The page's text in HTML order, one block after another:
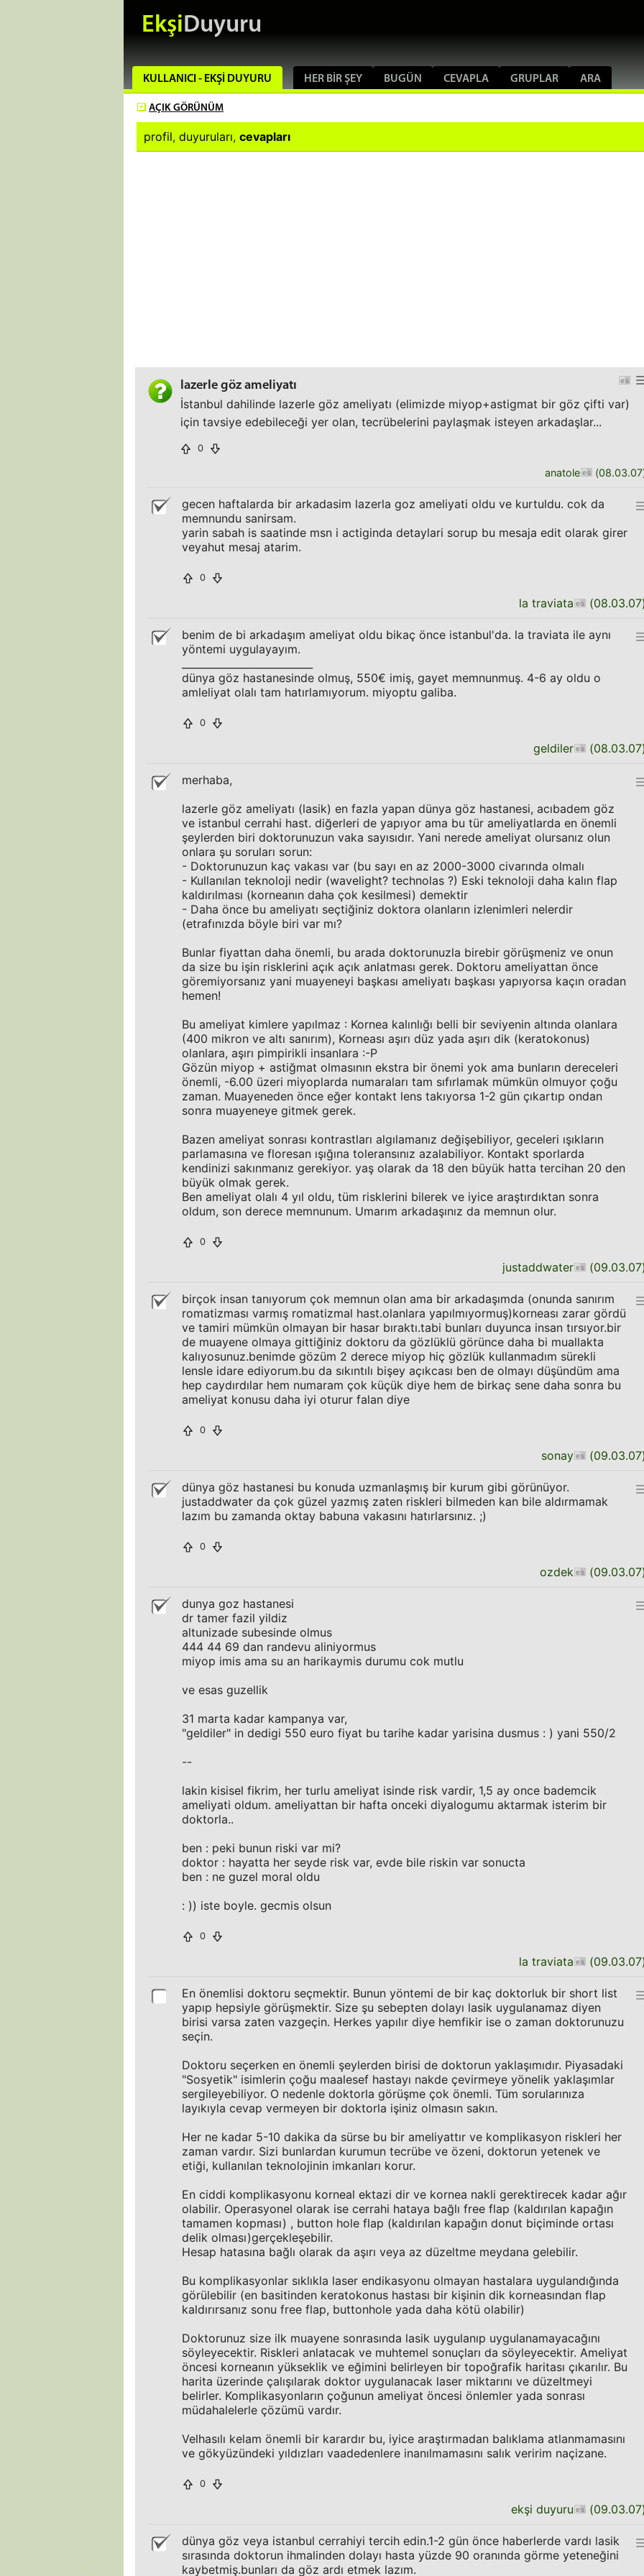
EkşiDuyuru
KULLANICI - EKŞI DUYURU HER BIR ŞEY BUGÜN CEVAPLA GRUPLAR ARA
AÇIK GÖRÜNÜM
profil, duyuruları, cevapları
lazerle göz ameliyatı
İstanbul dahilinde lazerle göz ameliyatı (elimizde miyop+astigmat bir göz çifti var)
için tavsiye edebileceği yer olan, tecrübelerini paylaşmak isteyen arkadaşlar...
0
anatole (08.03.07
gecen haftalarda bir arkadasim lazerla goz ameliyati oldu ve kurtuldu. cok da
memnundu sanirsam.
yarin sabah is saatinde msn i actiginda detaylari sorup bu mesaja edit olarak girer
veyahut mesaj atarim.
0
la traviata (08.03.07
benim de bi arkadaşım ameliyat oldu bikaç önce istanbul'da. la traviata ile aynı
yöntemi uygulayayım.
dünya göz hastanesinde olmuş, 550€ imiş, gayet memnunmuş. 4-6 ay oldu o
amleliyat olalı tam hatırlamıyorum. miyoptu galiba.
0
geldiler (08.03.07
merhaba,
lazerle göz ameliyatı (lasik) en fazla yapan dünya göz hastanesi, acıbadem göz
ve istanbul cerrahi hast. diğerleri de yapıyor ama bu tür ameliyatlarda en önemli
şeylerden biri doktorunuzun vaka sayısıdır. Yani nerede ameliyat olursanız olun
onlara şu soruları sorun:
- Doktorunuzun kaç vakası var (bu sayı en az 2000-3000 civarında olmalı
- Kullanılan teknoloji nedir (wavelight? technolas ?) Eski teknoloji daha kalın flap
kaldırılması (korneanın daha çok kesilmesi) demektir
- Daha önce bu ameliyatı seçtiğiniz doktora olanların izlenimleri nelerdir
(etrafınızda böyle biri var mı?
Bunlar fiyattan daha önemli, bu arada doktorunuzla birebir görüşmeniz ve onun
da size bu işin risklerini açık açık anlatması gerek. Doktoru ameliyattan önce
göremiyorsanız yani muayeneyi başkası ameliyatı başkası yapıyorsa kaçın oradan
hemen!
Bu ameliyat kimlere yapılmaz : Kornea kalınlığı belli bir seviyenin altında olanlara
(400 mikron ve altı sanırım), Korneası aşırı düz yada aşırı dik (keratokonus)
olanlara, aşırı pimpirikli insanlara :-P
Gözün miyop + astiğmat olmasının ekstra bir önemi yok ama bunların dereceleri
önemli, -6.00 üzeri miyoplarda numaraları tam sıfırlamak mümkün olmuyor çoğu
zaman. Muayeneden önce eğer kontakt lens takıyorsa 1-2 gün çıkartıp ondan
sonra muayeneye gitmek gerek.
Bazen ameliyat sonrası kontrastları algılamanız değişebiliyor, geceleri ışıkların
parlamasına ve floresan ışığına toleransınız azalabiliyor. Kontakt sporlarda
kendinizi sakınmanız gerekiyor. yaş olarak da 18 den büyük hatta tercihan 20 den
büyük olmak gerek.
Ben ameliyat olalı 4 yıl oldu, tüm risklerini bilerek ve iyice araştırdıktan sonra
oldum, son derece memnunum. Umarım arkadaşınız da memnun olur.
0
justaddwater (09.03.07
birçok insan tanıyorum çok memnun olan ama bir arkadaşımda (onunda sanırım
romatizması varmış romatizmal hast.olanlara yapılmıyormuş)korneası zarar gördü
ve tamiri mümkün olmayan bir hasar bıraktı.tabi bunları duyunca insan tırsıyor.bir
de muayene olmaya gittiğiniz doktoru da gözlüklü görünce daha bi muallakta
kalıyosunuz.benimde gözüm 2 derece miyop hiç gözlük kullanmadım sürekli
lensle idare ediyorum.bu da sıkıntılı bişey açıkcası ben de olmayı düşündüm ama
hep caydırdılar hem numaram çok küçük diye hem de birkaç sene daha sonra bu
ameliyat konusu daha iyi oturur falan diye
0
sonay (09.03.07
dünya göz hastanesi bu konuda uzmanlaşmış bir kurum gibi görünüyor.
justaddwater da çok güzel yazmış zaten riskleri bilmeden kan bile aldırmamak
lazım bu zamanda oktay babuna vakasını hatırlarsınız. ;)
0
ozdek (09.03.07
dunya goz hastanesi
dr tamer fazil yildiz
altunizade subesinde olmus
444 44 69 dan randevu aliniyormus
miyop imis ama su an harikaymis durumu cok mutlu
ve esas guzellik
31 marta kadar kampanya var,
"geldiler" in dedigi 550 euro fiyat bu tarihe kadar yarisina dusmus : ) yani 550/2
--
lakin kisisel fikrim, her turlu ameliyat isinde risk vardir, 1,5 ay once bademcik
ameliyati oldum. ameliyattan bir hafta onceki diyalogumu aktarmak isterim bir
doktorla..
ben : peki bunun riski var mi?
doktor : hayatta her seyde risk var, evde bile riskin var sonucta
ben : ne guzel moral oldu
: )) iste boyle. gecmis olsun
0
la traviata (09.03.07
En önemlisi doktoru seçmektir. Bunun yöntemi de bir kaç doktorluk bir short list
yapıp hepsiyle görüşmektir. Size şu sebepten dolayı lasik uygulanamaz diyen
birisi varsa zaten vazgeçin. Herkes yapılır diye hemfikir ise o zaman doktorunuzu
seçin.
Doktoru seçerken en önemli şeylerden birisi de doktorun yaklaşımıdır. Piyasadaki
"Sosyetik" isimlerin çoğu maalesef hastayı nakde çevirmeye yönelik yaklaşımlar
sergileyebiliyor. O nedenle doktorla görüşme çok önemli. Tüm sorularınıza
layıkıyla cevap vermeyen bir doktorla işiniz olmasın sakın.
Her ne kadar 5-10 dakika da sürse bu bir ameliyattır ve komplikasyon riskleri her
zaman vardır. Sizi bunlardan kurumun tecrübe ve özeni, doktorun yetenek ve
etiği, kullanılan teknolojinin imkanları korur.
En ciddi komplikasyonu korneal ektazi dir ve kornea nakli gerektirecek kadar ağır
olabilir. Operasyonel olarak ise cerrahi hataya bağlı free flap (kaldırılan kapağın
tamamen kopması) , button hole flap (kaldırılan kapağın donut biçiminde ortası
delik olması)gerçekleşebilir.
Hesap hatasına bağlı olarak da aşırı veya az düzeltme meydana gelebilir.
Bu komplikasyonlar sıklıkla laser endikasyonu olmayan hastalara uygulandığında
görülebilir (en basitinden keratokonus hastası bir kişinin dik korneasından flap
kaldırırsanız sonu free flap, buttonhole yada daha kötü olabilir)
Doktorunuz size ilk muayene sonrasında lasik uygulanıp uygulanamayacağını
söyleyecektir. Riskleri anlatacak ve muhtemel sonuçları da söyleyecektir. Ameliyat
öncesi korneanın yükseklik ve eğimini belirleyen bir topoğrafik haritası çıkarılır. Bu
harita üzerinde çalışılarak doktor uygulanacak laser miktarını ve düzeltmeyi
belirler. Komplikasyonların çoğunun ameliyat öncesi önlemler yada sonrası
müdahalelerle çözümü vardır.
Velhasılı kelam önemli bir karardır bu, iyice araştırmadan balıklama atlanmamasını
ve gökyüzündeki yıldızları vaadedenlere inanılmamasını salık veririm naçizane.
0
ekşi duyuru (09.03.07
dünya göz veya istanbul cerrahiyi tercih edin.1-2 gün önce haberlerde vardı lasik
sırasında doktorun ihmalinden dolayı hasta yüzde 90 oranında görme yeteneğini
kaybetmiş.bunları da göz ardı etmek lazım.